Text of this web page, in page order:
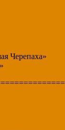
Черепаха»